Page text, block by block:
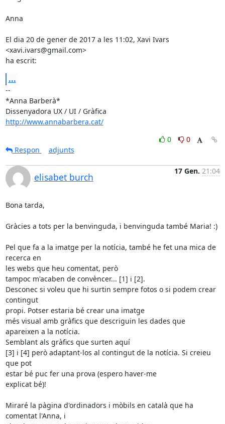
Anna
El dia 20 de gener de 2017 a les 11:02, Xavi Ivars
<xavi.ivars@gmail.com>
ha escrit:
...
--
*Anna Barberà*
http://www.annabarbera.cat/
0
0
Respon
adjunts
elisabet burch
17 Gen. 21:04
Bona tarda,
Gràcies a tots per la benvinguda, i benvinguda també Maria! :)
Pel que fa a la imatge per la notícia, també he fet una mica de
recerca en
les webs que heu comentat, però
tampoc m'acaben de convèncer... [1] i [2].
Desconec si voleu que hi surtin sempre fotos o si podem crear
contingut
propi. Potser estaria bé crear una imatge
més visual amb gràfics que descriguin les dades que
apareixen a la notícia.
Semblant als gràfics que surten aquí
[3] i [4] però adaptant-los al contingut de la notícia. Si creieu
que pot
estar bé puc fer una prova (espero haver-me
explicat bé)!
Miraré la pàgina d'ordinadors i mòbils en català que ha
comentat l'Anna, i